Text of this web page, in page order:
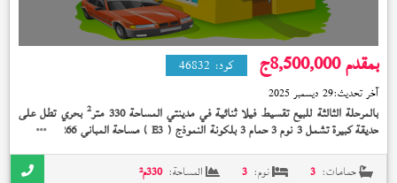
بمقدم 8,500,000 ج كود: 46832
آخر تحديث:29 ديسمبر 2025
بالمرحلة الثالثة للبيع تقسيط فيلا ثنائية في مدينتي المساحة 330 متر 2بحري تطل على
حديقة كبيرة تشمل 3 نوم 3 حمام 3 بلكونة النموذج ( E3) مساحة المباني 266 متر 2بدون
حمامات: 3 نوم: 3 المساحة: 330م²